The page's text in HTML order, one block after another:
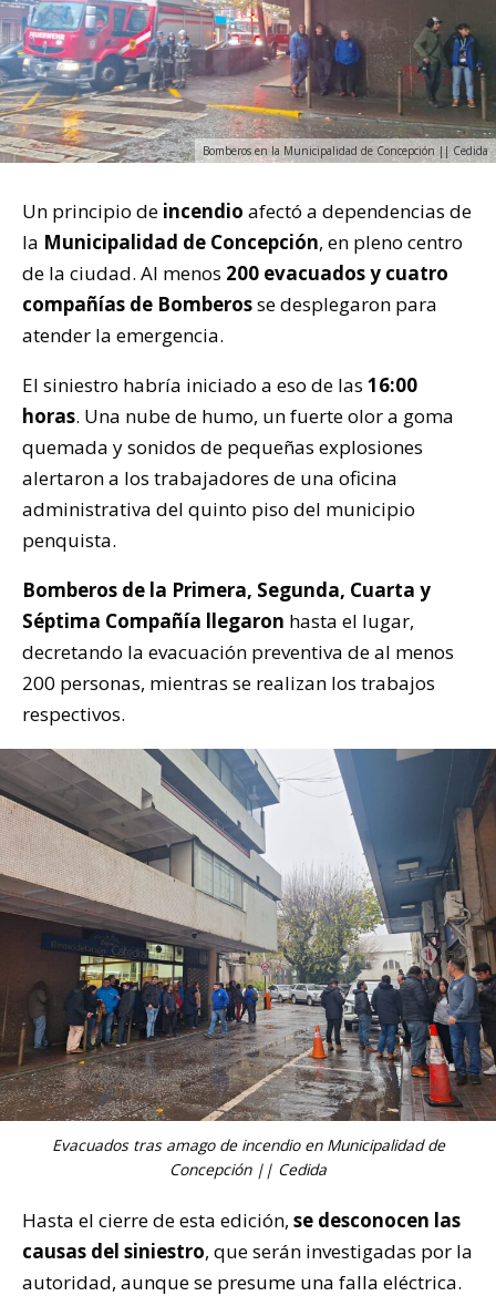
Bomberos en la Municipalidad de Concepción || Cedida
Un principio de incendio afectó a dependencias de
la Municipalidad de Concepción, en pleno centro
de la ciudad. Al menos 200 evacuados y cuatro
compañías de Bomberosse desplegaron para
atender la emergencia.
El siniestro habría iniciado a eso de las 16:00
horas. Una nube de humo, un fuerte olor a goma
quemada y sonidos de pequeñas explosiones
alertaron a los trabajadores de una oficina
administrativa del quinto piso del municipio
penquista.
Bomberos de la Primera, Segunda, Cuarta y
Séptima Compañía llegaron hasta el lugar,
decretando la evacuación preventiva de al menos
200 personas, mientras se realizan los trabajos
respectivos.
Evacuados tras amago de incendio en Municipalidad de
Concepción || Cedida
Hasta el cierre de esta edición, se desconocen las
causas del siniestro, que serán investigadas por la
autoridad, aunque se presume una falla eléctrica.